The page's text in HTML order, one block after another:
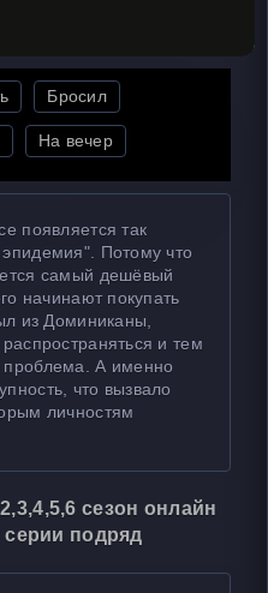
Бросил
На вечер
появляется так
Потому что
самый дешёвый
начинают покупать
из Доминиканы,
и тем
проблема. А именно
что вызвало
личностям
сезон онлайн
серии подряд